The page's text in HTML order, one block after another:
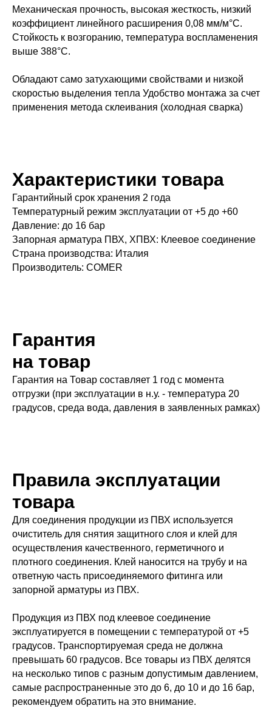
Механическая прочность, высокая жесткость, низкий
коэффициент линейного расширения 0,08 мм/м°C.
Стойкость к возгоранию, температура воспламенения
выше 388°С.
Обладают само затухающими свойствами и низкой
скоростью выделения тепла Удобство монтажа за счет
применения метода склеивания (холодная сварка)
Характеристики товара
Гарантийный срок хранения 2 года
Температурный режим эксплуатации от +5 до +60
Давление: до 16 бар
Запорная арматура ПВХ, ХПВХ: Клеевое соединение
Страна производства: Италия
Производитель: COMER
Гарантия
на товар
Гарантия на Товар составляет 1 год с момента
отгрузки (при эксплуатации в н.у. - температура 20
градусов, среда вода, давления в заявленных рамках)
Правила эксплуатации
товара
Для соединения продукции из ПВХ используется
очиститель для снятия защитного слоя и клей для
осуществления качественного, герметичного и
плотного соединения. Клей наносится на трубу и на
ответную часть присоединяемого фитинга или
запорной арматуры из ПВХ.
Продукция из ПВХ под клеевое соединение
эксплуатируется в помещении с температурой от +5
градусов. Транспортируемая среда не должна
превышать 60 градусов. Все товары из ПВХ делятся
на несколько типов с разным допустимым давлением,
самые распространенные это до 6, до 10 и до 16 бар,
рекомендуем обратить на это внимание.